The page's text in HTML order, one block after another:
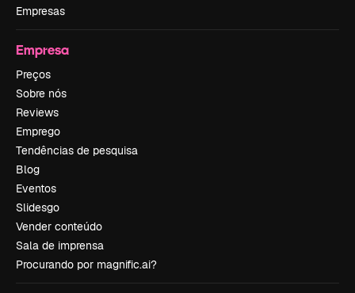
Empresas
Empresa
Preços
Sobre nós
Reviews
Emprego
Tendências de pesquisa
Blog
Eventos
Slidesgo
Vender conteúdo
Sala de imprensa
Procurando por magnific.ai?